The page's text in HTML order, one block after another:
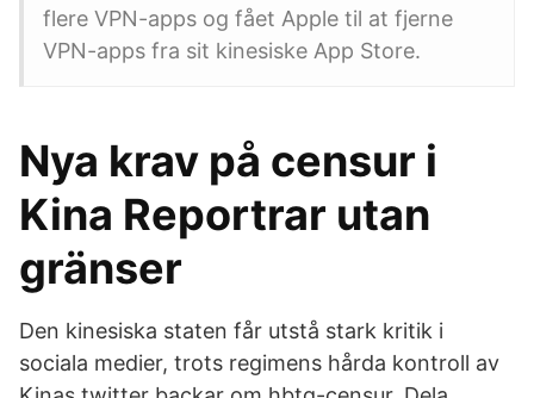
flere VPN-apps og fået Apple til at fjerne
VPN-apps fra sit kinesiske App Store.
Nya krav på censur i
Kina Reportrar utan
gränser
Den kinesiska staten får utstå stark kritik i
sociala medier, trots regimens hårda kontroll av